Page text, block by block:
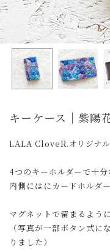
キーケース｜紫陽
LALA CloveR.オリジナル
4つのキーホルダーで十
内側にはにカードホルダ
マグネットで留まるよう
（写真が一部ボタン式に
りました）